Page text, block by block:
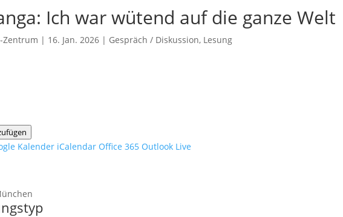
Ich war wütend auf die ganze Welt
Zentrum | 16. Jan. 2026 | Gespräch / Diskussion, Lesung
Kalender iCalendar Office 365 Outlook Live